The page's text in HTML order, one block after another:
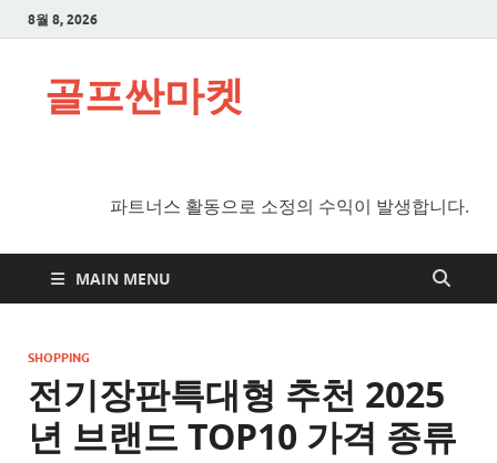
8월 8, 2026
골프싼마켓
파트너스 활동으로 소정의 수익이 발생합니다.
MAIN MENU
SHOPPING
전기장판특대형 추천 2025
년 브랜드 TOP10 가격 종류